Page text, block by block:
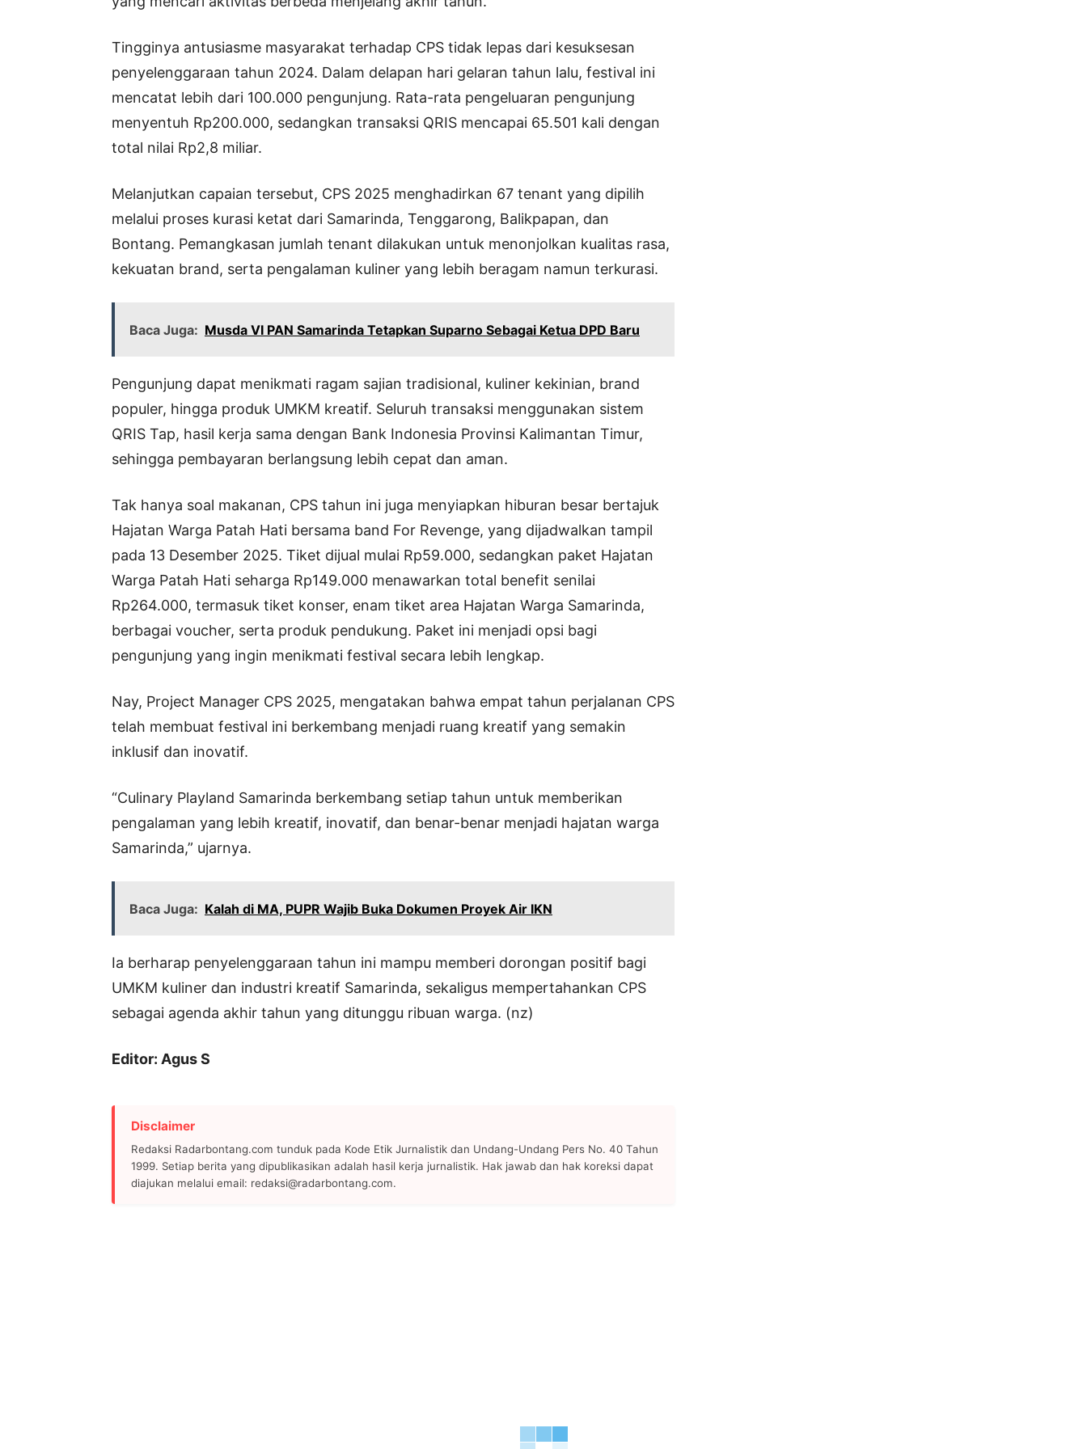
Tingginya antusiasme masyarakat terhadap CPS tidak lepas dari kesuksesan
penyelenggaraan tahun 2024. Dalam delapan hari gelaran tahun lalu, festival ini
mencatat lebih dari 100.000 pengunjung. Rata-rata pengeluaran pengunjung
menyentuh Rp200.000, sedangkan transaksi QRIS mencapai 65.501 kali dengan
total nilai Rp2,8 miliar.
Melanjutkan capaian tersebut, CPS 2025 menghadirkan 67 tenant yang dipilih
melalui proses kurasi ketat dari Samarinda, Tenggarong, Balikpapan, dan
Bontang. Pemangkasan jumlah tenant dilakukan untuk menonjolkan kualitas rasa,
kekuatan brand, serta pengalaman kuliner yang lebih beragam namun terkurasi.
Baca Juga: Musda VI PAN Samarinda Tetapkan Suparno Sebagai Ketua DPD Baru
Pengunjung dapat menikmati ragam sajian tradisional, kuliner kekinian, brand
populer, hingga produk UMKM kreatif. Seluruh transaksi menggunakan sistem
QRIS Tap, hasil kerja sama dengan Bank Indonesia Provinsi Kalimantan Timur,
sehingga pembayaran berlangsung lebih cepat dan aman.
Tak hanya soal makanan, CPS tahun ini juga menyiapkan hiburan besar bertajuk
Hajatan Warga Patah Hati bersama band For Revenge, yang dijadwalkan tampil
pada 13 Desember 2025. Tiket dijual mulai Rp59.000, sedangkan paket Hajatan
Warga Patah Hati seharga Rp149.000 menawarkan total benefit senilai
Rp264.000, termasuk tiket konser, enam tiket area Hajatan Warga Samarinda,
berbagai voucher, serta produk pendukung. Paket ini menjadi opsi bagi
pengunjung yang ingin menikmati festival secara lebih lengkap.
Nay, Project Manager CPS 2025, mengatakan bahwa empat tahun perjalanan CPS
telah membuat festival ini berkembang menjadi ruang kreatif yang semakin
inklusif dan inovatif.
“Culinary Playland Samarinda berkembang setiap tahun untuk memberikan
pengalaman yang lebih kreatif, inovatif, dan benar-benar menjadi hajatan warga
Samarinda,” ujarnya.
Baca Juga: Kalah di MA, PUPR Wajib Buka Dokumen Proyek Air IKN
Ia berharap penyelenggaraan tahun ini mampu memberi dorongan positif bagi
UMKM kuliner dan industri kreatif Samarinda, sekaligus mempertahankan CPS
sebagai agenda akhir tahun yang ditunggu ribuan warga. (nz)
Editor: Agus S
Disclaimer
Redaksi Radarbontang.com tunduk pada Kode Etik Jurnalistik dan Undang-Undang Pers No. 40 Tahun
1999. Setiap berita yang dipublikasikan adalah hasil kerja jurnalistik. Hak jawab dan hak koreksi dapat
diajukan melalui email: redaksi@radarbontang.com.